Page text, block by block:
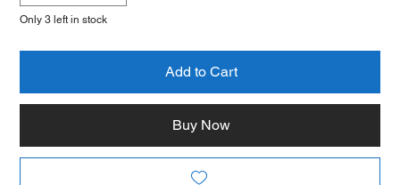
Only 3 left in stock
Add to Cart
Buy Now